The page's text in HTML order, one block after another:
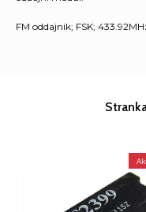
FM oddajnik; FSK;